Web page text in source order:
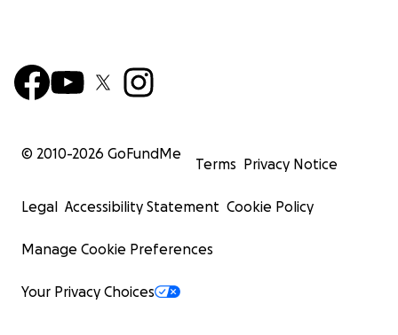
© 2010-2026 GoFundMe
Terms Privacy Notice
Legal Accessibility Statement Cookie Policy
Manage Cookie Preferences
Your Privacy Choices